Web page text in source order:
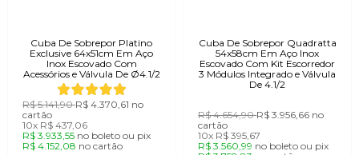
garante imunidade total à ferrugem, resistência a
variações de temperatura e alta durabilidade sob uso
constante. O acabamento escovado Scotch Brite
entrega um visual acetinado elegante que reduz a
visibilidade de marcas de água e riscos superficiais.
Cuba De Sobrepor Platino
Exclusive 64x51cm Em Aço
Inox Escovado Com
Acessórios e Válvula De Ø4.1/2
R$ 5.141,90R$ 4.370,61 no
cartão
10x R$ 437,06
R$ 3.933,55 no boletoou pix
R$ 4.152,08 no cartão
Cuba De Sobrepor Quadratta
54x58cm Em Aço Inox
Escovado Com Kit Escorredor
3 Módulos Integrado e Válvula
De 4.1/2
R$ 4.654,90R$ 3.956,66 no
cartão
10x R$ 395,67
R$ 3.560,99 no boleto ou pix